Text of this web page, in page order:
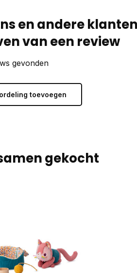
en andere
van een review
gevonden
toevoegen
gekocht